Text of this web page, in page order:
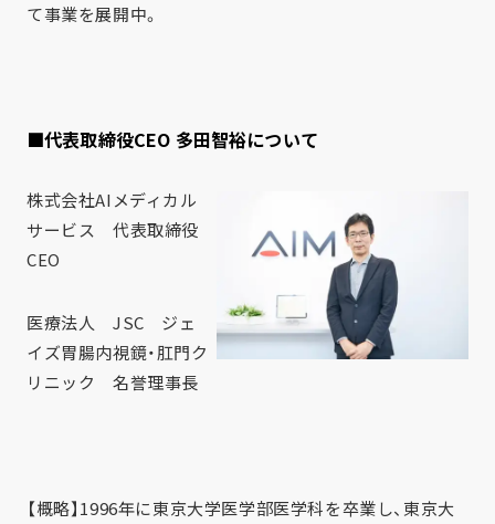
て事業を展開中。
■代表取締役CEO 多田智裕について
株式会社AIメディカル
サービス 代表取締役
CEO
医療法人 JSC ジェ
イズ胃腸内視鏡・肛門ク
リニック 名誉理事長
【概略】1996年に東京大学医学部医学科を卒業し、東京大